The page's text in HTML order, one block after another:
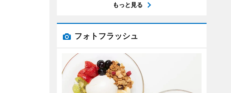
もっと見る
フォトフラッシュ